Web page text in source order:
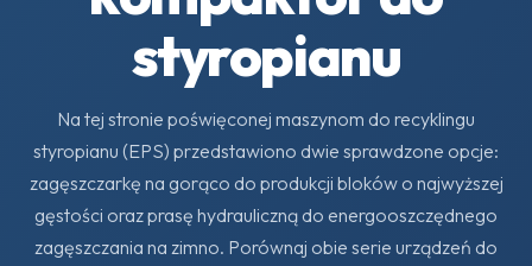
styropianu
Na tej stronie poświęconej maszynom do recyklingu
styropianu (EPS) przedstawiono dwie sprawdzone opcje:
zagęszczarkę na gorąco do produkcji bloków o najwyższej
gęstości oraz prasę hydrauliczną do energooszczędnego
zagęszczania na zimno. Porównaj obie serie urządzeń do